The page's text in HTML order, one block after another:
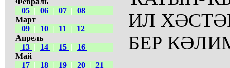
05 | 06 | 07 | 08
Март
09 | 10 | 11 |
12
Апрель
13 | 14 | 15 |
16
Май
17 | 18 | 19 | 20 | 21
ИЛ
БЕР